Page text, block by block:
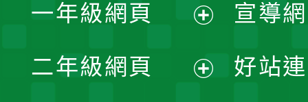
一年級網頁
開
二年級網頁
宣導
好站